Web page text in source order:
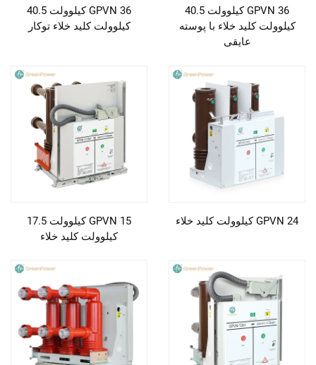
GPVN 36 کیلوولت 40.5
کیلوولت کلید خلاء با پوسته
عایقی
GPVN 36 کیلوولت 40.5
کیلوولت کلید خلاء توکار
GPVN 24 کیلوولت کلید خلاء
GPVN 15 کیلوولت 17.5
کیلوولت کلید خلاء